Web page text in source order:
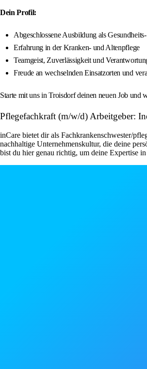
Dein Profil:
Abgeschlossene Ausbildung als
Erfahrung in der Kranken- und Altenpflege
Teamgeist, Zuverlässigkeit und
Freude an wechselnden Einsatzorten und
Starte mit uns in Troisdorf deinen neuen Job und
Pflegefachkraft (m/w/d) Arbeitgeber:
inCare bietet dir als Fachkrankenschwester/
nachhaltige Unternehmenskultur, die deine
bist du hier genau richtig, um deine Expertise